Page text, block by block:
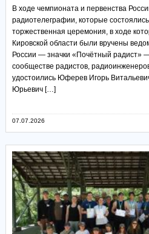
В ходе чемпионата и первенства
радиотелеграфии, которые
торжественная церемония, в ходе
Кировской области были вручены
России — значки «Почётный радист»
сообществе радистов,
удостоились Юферев Игорь
Юрьевич […]
07.07.2026